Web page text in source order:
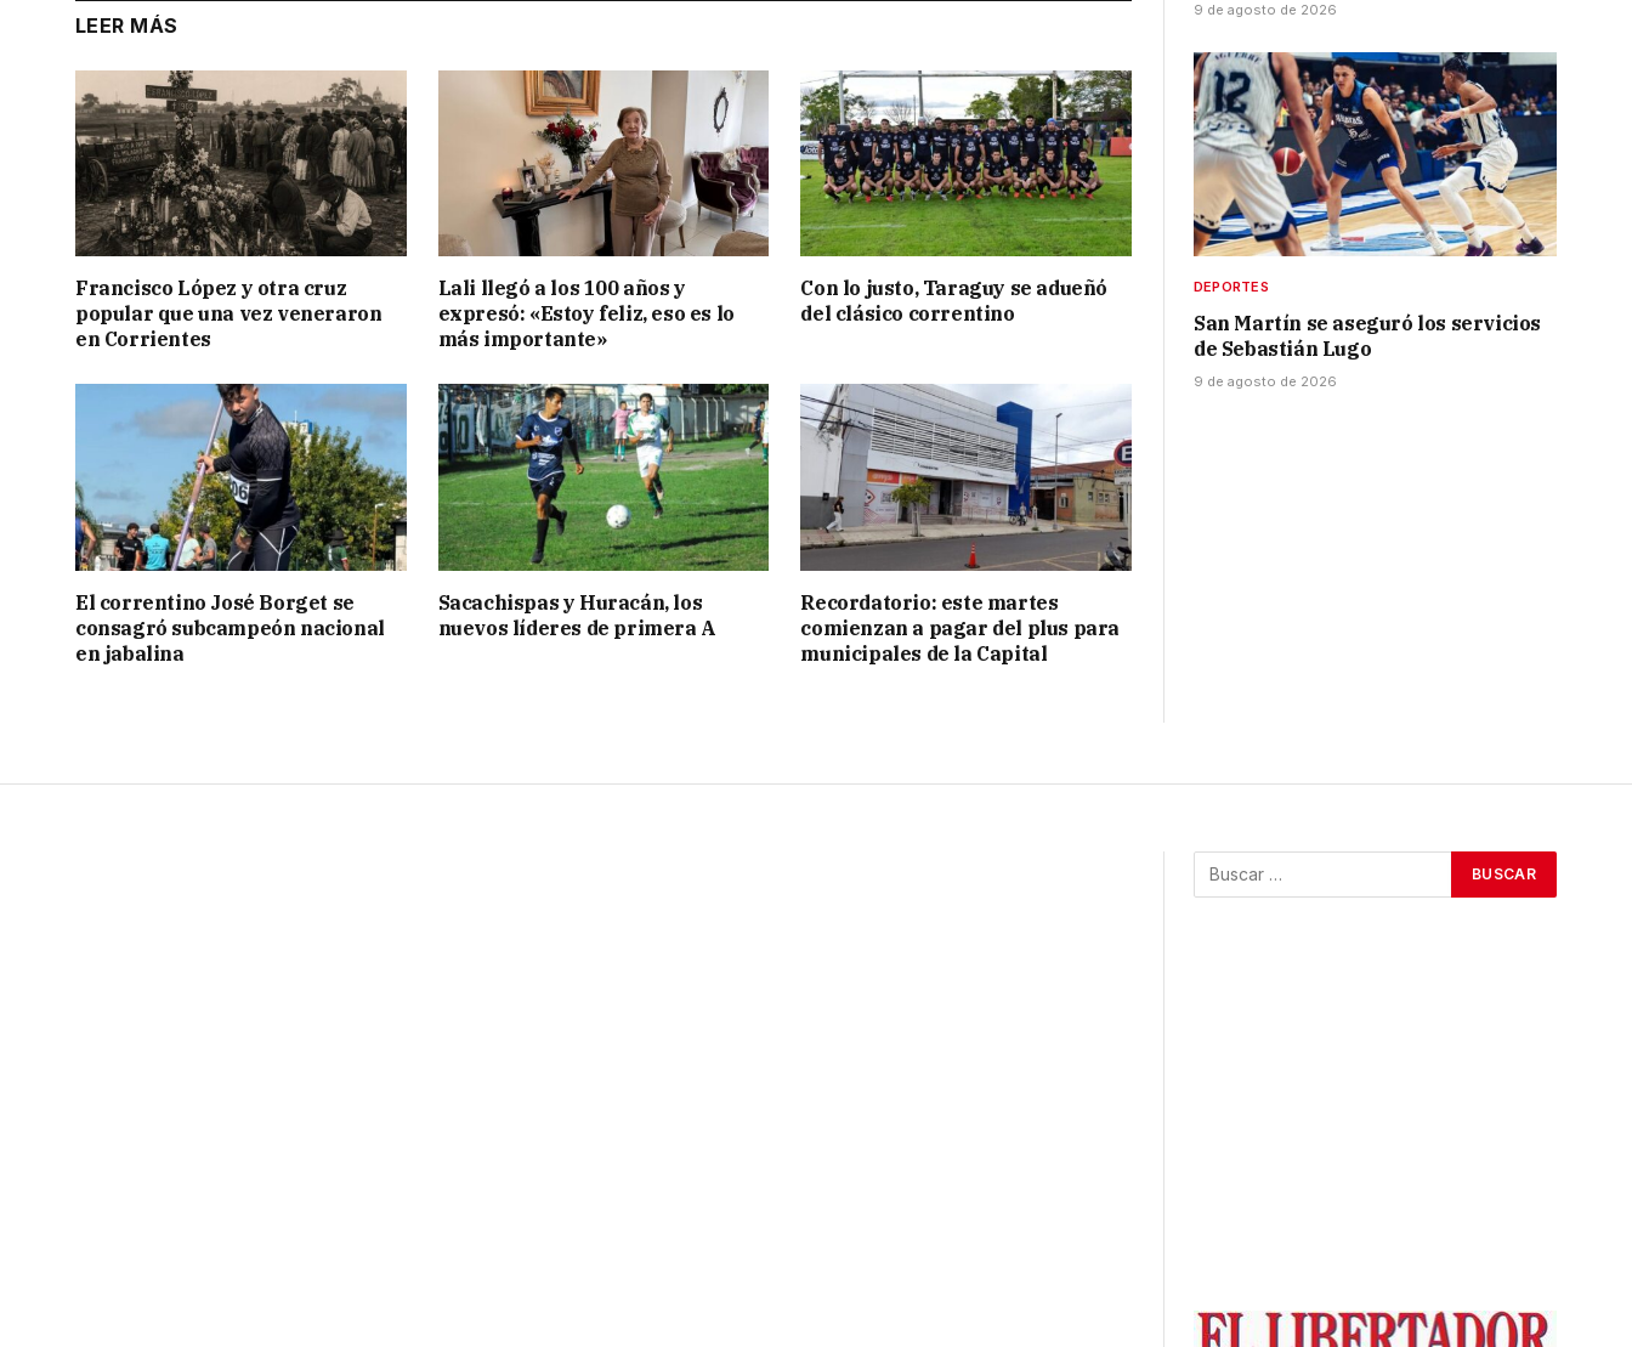
LEER MÁS
Francisco López y otra cruz
popular que una vez veneraron
en Corrientes
Lali llegó a los 100 años y
expresó: «Estoy feliz, eso es lo
más importante»
Con lo justo, Taraguy se adueñó
del clásico correntino
El correntino José Borget se
consagró subcampeón nacional
en jabalina
Sacachispas y Huracán, los
nuevos líderes de primera A
Recordatorio: este martes
comienzan a pagar del plus para
municipales de la Capital
9 de agosto de 2026
DEPORTES
San Martín se aseguró los servicios
de Sebastián Lugo
9 de agosto de 2026